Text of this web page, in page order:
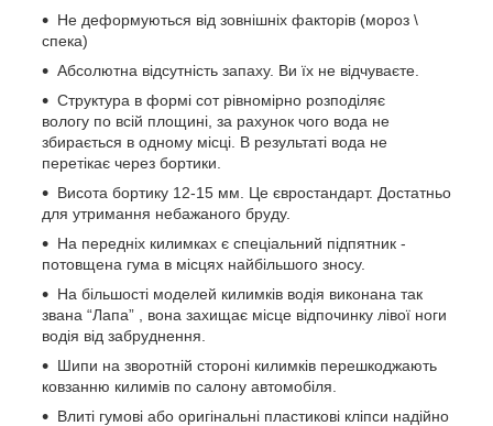
Не деформуються від зовнішніх факторів (мороз \
спека)
Абсолютна відсутність запаху. Ви їх не відчуваєте.
Структура в формі сот рівномірно розподіляє
вологу по всій площині, за рахунок чого вода не
збирається в одному місці. В результаті вода не
перетікає через бортики.
Висота бортику 12-15 мм. Це євростандарт. Достатньо
для утримання небажаного бруду.
На передніх килимках є спеціальний підпятник -
потовщена гума в місцях найбільшого зносу.
На більшості моделей килимків водія виконана так
звана “Лапа” , вона захищає місце відпочинку лівої ноги
водія від забруднення.
Шипи на зворотній стороні килимків перешкоджають
ковзанню килимів по салону автомобіля.
Влиті гумові або оригінальні пластикові кліпси надійно